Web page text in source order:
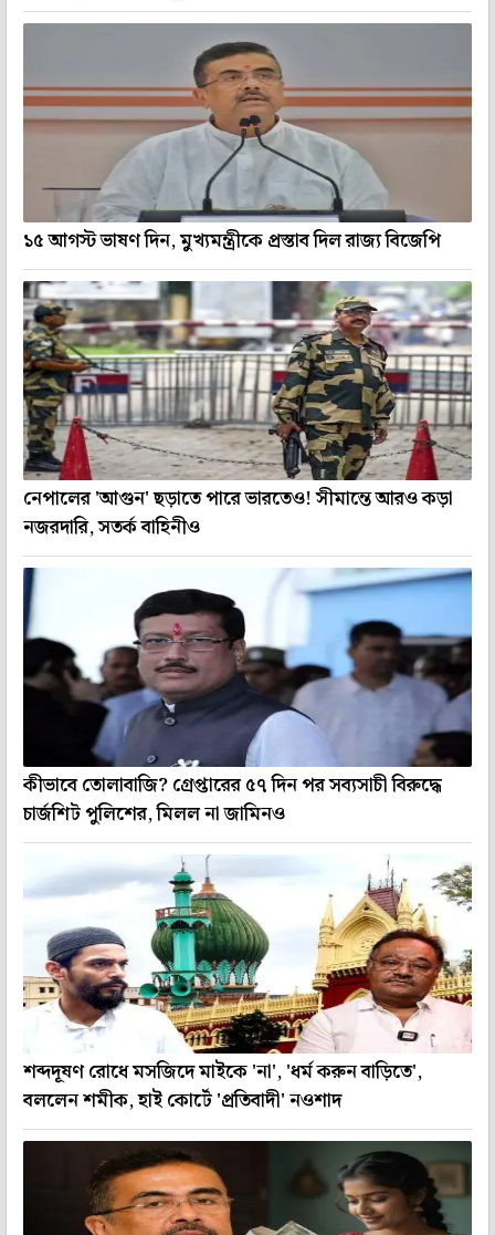
১৫ আগস্ট ভাষণ দিন, মুখ্যমন্ত্রীকে প্রস্তাব দিল রাজ্য বিজেপি
নেপালের 'আগুন' ছড়াতে পারে ভারতেও! সীমান্তে আরও কড়া
নজরদারি, সতর্ক বাহিনীও
কীভাবে তোলাবাজি? গ্রেপ্তারের ৫৭ দিন পর সব্যসাচী বিরুদ্ধে
চার্জশিট পুলিশের, মিলল না জামিনও
শব্দদূষণ রোধে মসজিদে মাইকে 'না', 'ধর্ম করুন বাড়িতে',
বললেন শমীক, হাই কোর্টে 'প্রতিবাদী' নওশাদ